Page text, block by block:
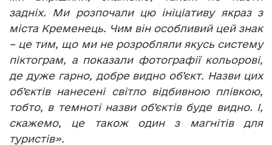
задніх. Ми розпочали цю ініціативу якраз з
міста Кременець. Чим він особливий цей знак
– це тим, що ми не розробляли якусь систему
піктограм, а показали фотографії кольорові,
де дуже гарно, добре видно об’єкт. Назви цих
об’єктів нанесені світло відбивною плівкою,
тобто, в темноті назви об’єктів буде видно. І,
скажемо, це також один з магнітів для
туристів».